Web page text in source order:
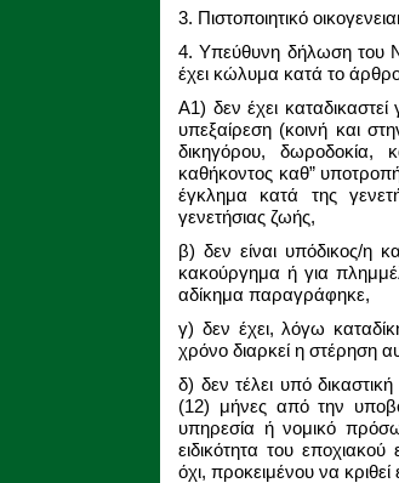
3. Πιστοποιητικό
4. Υπεύθυνη δήλωση του
έχει κώλυμα κατά το
Α1) δεν έχει
υπεξαίρεση (κοινή και
δικηγόρου, δωροδοκία,
καθήκοντος καθ”
έγκλημα κατά της
γενετήσιας ζωής,
β) δεν είναι υπόδικος/η
κακούργημα ή για
αδίκημα παραγράφηκε,
γ) δεν έχει, λόγω
χρόνο διαρκεί η στέρηση
δ) δεν τέλει υπό
(12) μήνες από την
υπηρεσία ή νομικό
ειδικότητα του
όχι, προκειμένου να